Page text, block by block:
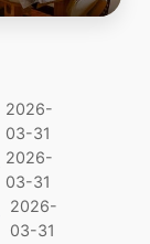
2026-
03-31
2026-
03-31
2026-
03-31